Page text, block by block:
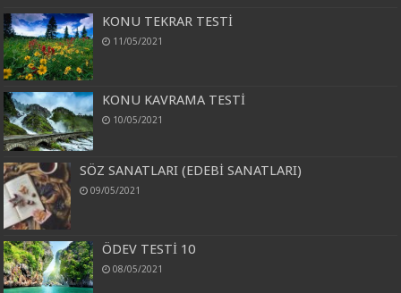
KONU TEKRAR TESTİ
11/05/2021
KONU KAVRAMA TESTİ
10/05/2021
SÖZ SANATLARI (EDEBİ SANATLARI)
09/05/2021
ÖDEV TESTİ 10
08/05/2021